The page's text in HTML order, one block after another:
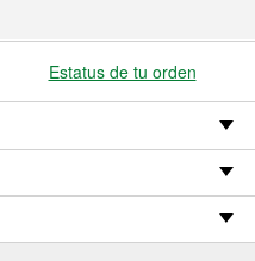
Estatus de tu orden